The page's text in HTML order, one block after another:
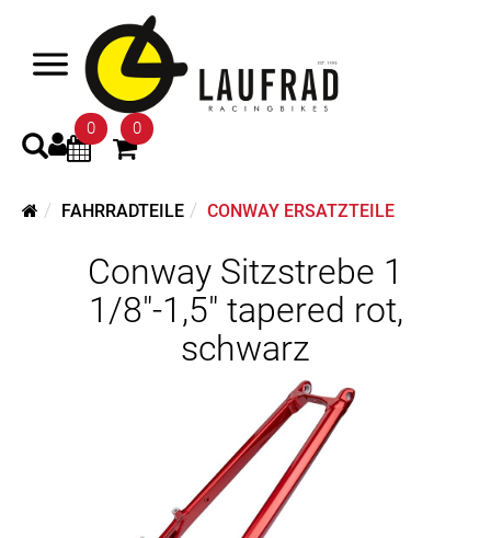
0 0
FAHRRADTEILE CONWAY ERSATZTEILE
Conway Sitzstrebe 1
1/8"-1,5" tapered rot,
schwarz